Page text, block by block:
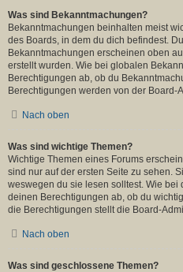
Was sind Bekanntmachungen?
Bekanntmachungen beinhalten meist
des Boards, in dem du dich befindest.
Bekanntmachungen erscheinen oben
erstellt wurden. Wie bei globalen
Berechtigungen ab, ob du
Berechtigungen werden von der Board-
Nach oben
Was sind wichtige Themen?
Wichtige Themen eines Forums
sind nur auf der ersten Seite zu sehen.
weswegen du sie lesen solltest. Wie
deinen Berechtigungen ab, ob du
die Berechtigungen stellt die Board-
Nach oben
Was sind geschlossene Themen?